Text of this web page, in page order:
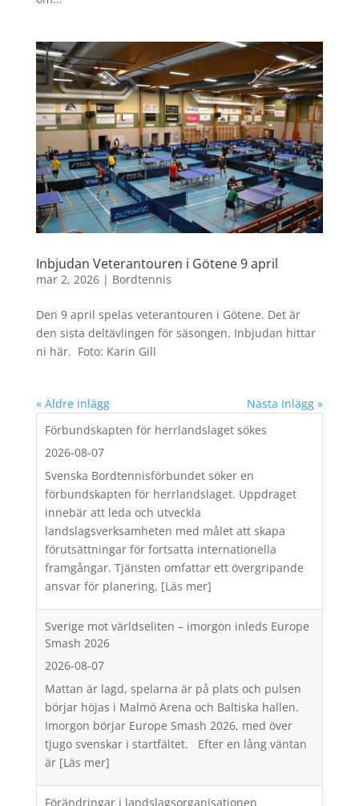
Inbjudan Veterantouren i Götene 9 april
mar 2, 2026| Bordtennis
Den 9 april spelas veterantouren i Götene. Det är
den sista deltävlingen för säsongen. Inbjudan hittar
ni här. Foto: Karin Gill
« Äldre inlägg
Nästa Inlägg »
Förbundskapten för herrlandslaget sökes
2026-08-07
Svenska Bordtennisförbundet söker en
förbundskapten för herrlandslaget. Uppdraget
innebär att leda och utveckla
landslagsverksamheten med målet att skapa
förutsättningar för fortsatta internationella
framgångar. Tjänsten omfattar ett övergripande
ansvar för planering, [Läs mer]
Sverige mot världseliten – imorgon inleds Europe
Smash 2026
2026-08-07
Mattan är lagd, spelarna är på plats och pulsen
börjar höjas i Malmö Arena och Baltiska hallen.
Imorgon börjar Europe Smash 2026, med över
tjugo svenskar i startfältet. Efter en lång väntan
är [Läs mer]
Förändringar i landslagsorganisationen